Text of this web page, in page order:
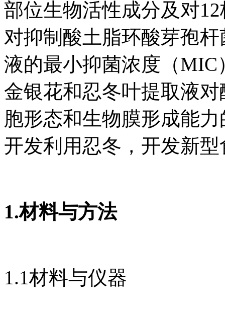
部位生物活性成分及对
对抑制酸土脂环酸芽孢
液的最小抑菌浓度（
金银花和忍冬叶提取液
胞形态和生物膜形成能
开发利用忍冬，开发新
1.材料与方法
1.1材料与仪器